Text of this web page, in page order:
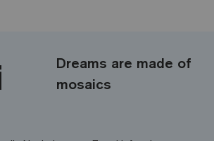
Dreams are made of
mosaics